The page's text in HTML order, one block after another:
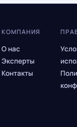
КОМПАНИЯ
О нас
Эксперты
Контакты